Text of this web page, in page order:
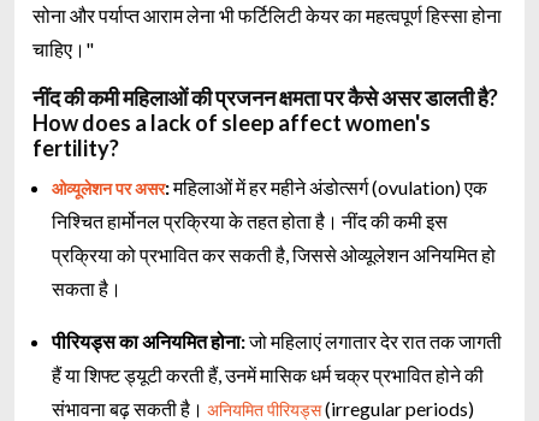
सोना और पर्याप्त आराम लेना भी फर्टिलिटी केयर का महत्वपूर्ण हिस्सा होना
चाहिए।"
नींद की कमी महिलाओं की प्रजनन क्षमता पर कैसे असर डालती है?
How does a lack of sleep affect women's
fertility?
ओव्यूलेशन पर असर:महिलाओं में हर महीने अंडोत्सर्ग (ovulation) एक
निश्चित हार्मोनल प्रक्रिया के तहत होता है। नींद की कमी इस
प्रक्रिया को प्रभावित कर सकती है, जिससे ओव्यूलेशन अनियमित हो
सकता है।
पीरियड्स का अनियमित होना:जो महिलाएं लगातार देर रात तक जागती
हैं या शिफ्ट ड्यूटी करती हैं, उनमें मासिक धर्म चक्र प्रभावित होने की
संभावना बढ़ सकती है। अनियमित पीरियड्स(irregular periods)